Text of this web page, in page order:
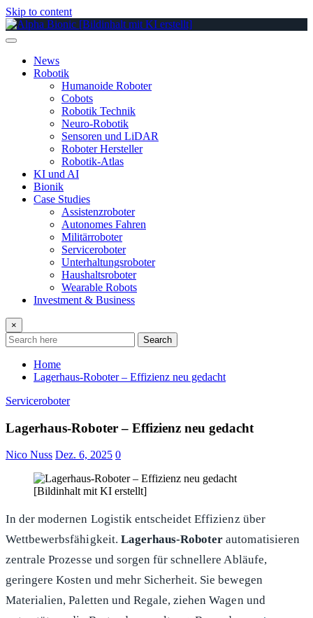
Skip to content
News
Robotik
Humanoide Roboter
Cobots
Robotik Technik
Neuro-Robotik
Sensoren und LiDAR
Roboter Hersteller
Robotik-Atlas
KI und AI
Bionik
Case Studies
Assistenzroboter
Autonomes Fahren
Militärroboter
Serviceroboter
Unterhaltungsroboter
Haushaltsroboter
Wearable Robots
Investment & Business
×
Search
Home
Lagerhaus-Roboter – Effizienz neu gedacht
Serviceroboter
Lagerhaus-Roboter – Effizienz neu gedacht
Nico Nuss Dez. 6, 2025 0
In der modernen Logistik entscheidet Effizienz über
Wettbewerbsfähigkeit. Lagerhaus-Roboter automatisieren
zentrale Prozesse und sorgen für schnellere Abläufe,
geringere Kosten und mehr Sicherheit. Sie bewegen
Materialien, Paletten und Regale, ziehen Wagen und